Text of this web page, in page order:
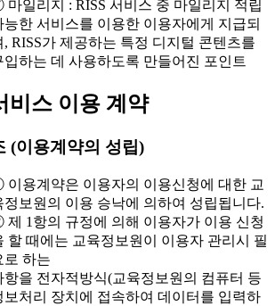
일리지 : RISS 서비스 중 마일리지 적립
능한 서비스를 이용한 이용자에게 지급되
, RISS가 제공하는 특정 디지털 콘텐츠를
입하는 데 사용하도록 만들어진 포인트
비스 이용 계약
(이용계약의 성립)
용계약은 이용자의 이용신청에 대한 교
정보원의 이용 승낙에 의하여 성립됩니다.
1항의 규정에 의해 이용자가 이용 신청
할 때에는 교육정보원이 이용자 관리시 필
로 하는
항을 전자적방식(교육정보원의 컴퓨터 등
보처리 장치에 접속하여 데이터를 입력하